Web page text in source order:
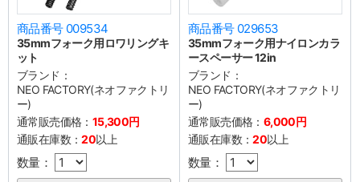
商品番号 009534
35mmフォーク用ロワリングキ
ット
ブランド：
NEO FACTORY(ネオファクトリ
ー)
通常販売価格： 15,300円
通販在庫数：20以上
数量：
商品番号 029653
35mmフォーク用ナイロンカラ
ースペーサー 12in
ブランド：
NEO FACTORY(ネオファクトリ
ー)
通常販売価格： 6,000円
通販在庫数：20以上
数量：